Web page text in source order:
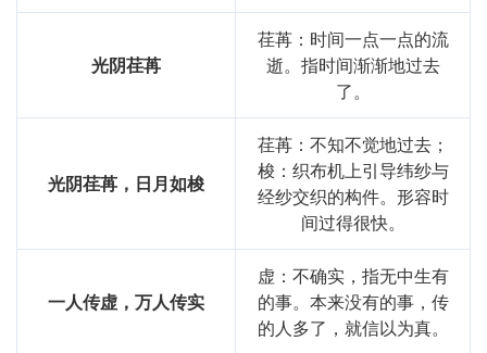
光阴荏苒
荏苒：时间一点一点的流
逝。指时间渐渐地过去
了。
光阴荏苒，日月如梭
荏苒：不知不觉地过去；
梭：织布机上引导纬纱与
经纱交织的构件。形容时
间过得很快。
一人传虚，万人传实
虚：不确实，指无中生有
的事。本来没有的事，传
的人多了，就信以为真。